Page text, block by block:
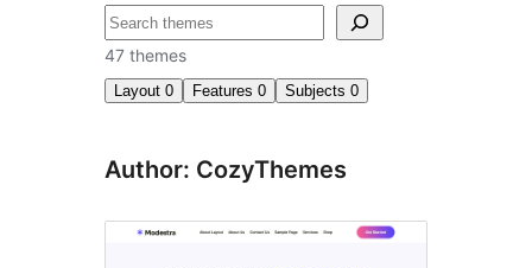
تلاش
47 themes
Layout 0 Features 0 Subjects 0
Author: CozyThemes